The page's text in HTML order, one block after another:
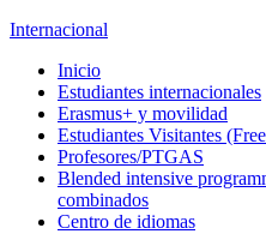
Internacional
Inicio
Estudiantes internacionales
Erasmus+ y movilidad
Estudiantes Visitantes
Profesores/PTGAS
Blended intensive
combinados
Centro de idiomas